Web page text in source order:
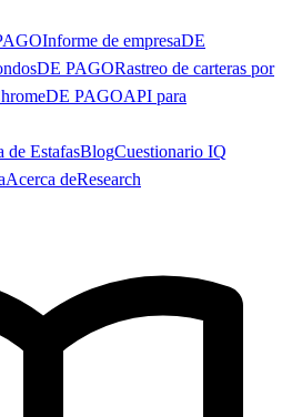
Informe de empresaDE
DE PAGORastreo de carteras por
DE PAGOAPI para
de EstafasBlogCuestionario IQ
Acerca deResearch